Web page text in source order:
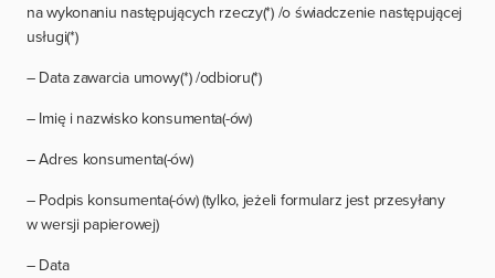
na wykonaniu następujących rzeczy(*) /o świadczenie następującej
usługi(*)
– Data zawarcia umowy(*) /odbioru(*)
– Imię i nazwisko konsumenta(-ów)
– Adres konsumenta(-ów)
– Podpis konsumenta(-ów) (tylko, jeżeli formularz jest przesyłany
w wersji papierowej)
– Data